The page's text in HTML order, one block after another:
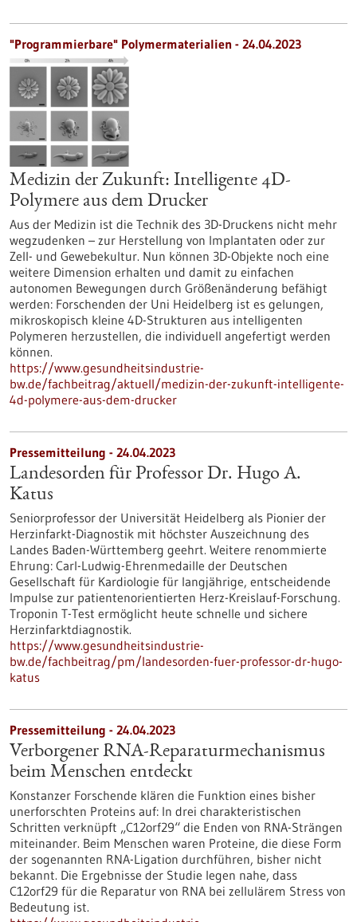
"Programmierbare" Polymermaterialien - 24.04.2023
Medizin der Zukunft: Intelligente 4D-
Polymere aus dem Drucker
Aus der Medizin ist die Technik des 3D-Druckens nicht mehr
wegzudenken – zur Herstellung von Implantaten oder zur
Zell- und Gewebekultur. Nun können 3D-Objekte noch eine
weitere Dimension erhalten und damit zu einfachen
autonomen Bewegungen durch Größenänderung befähigt
werden: Forschenden der Uni Heidelberg ist es gelungen,
mikroskopisch kleine 4D-Strukturen aus intelligenten
Polymeren herzustellen, die individuell angefertigt werden
können.
https://www.gesundheitsindustrie-
bw.de/fachbeitrag/aktuell/medizin-der-zukunft-intelligente-
4d-polymere-aus-dem-drucker
Pressemitteilung - 24.04.2023
Landesorden für Professor Dr. Hugo A.
Katus
Seniorprofessor der Universität Heidelberg als Pionier der
Herzinfarkt-Diagnostik mit höchster Auszeichnung des
Landes Baden-Württemberg geehrt. Weitere renommierte
Ehrung: Carl-Ludwig-Ehrenmedaille der Deutschen
Gesellschaft für Kardiologie für langjährige, entscheidende
Impulse zur patientenorientierten Herz-Kreislauf-Forschung.
Troponin T-Test ermöglicht heute schnelle und sichere
Herzinfarktdiagnostik.
https://www.gesundheitsindustrie-
bw.de/fachbeitrag/pm/landesorden-fuer-professor-dr-hugo-
katus
Pressemitteilung - 24.04.2023
Verborgener RNA-Reparaturmechanismus
beim Menschen entdeckt
Konstanzer Forschende klären die Funktion eines bisher
unerforschten Proteins auf: In drei charakteristischen
Schritten verknüpft „C12orf29“ die Enden von RNA-Strängen
miteinander. Beim Menschen waren Proteine, die diese Form
der sogenannten RNA-Ligation durchführen, bisher nicht
bekannt. Die Ergebnisse der Studie legen nahe, dass
C12orf29 für die Reparatur von RNA bei zellulärem Stress von
Bedeutung ist.